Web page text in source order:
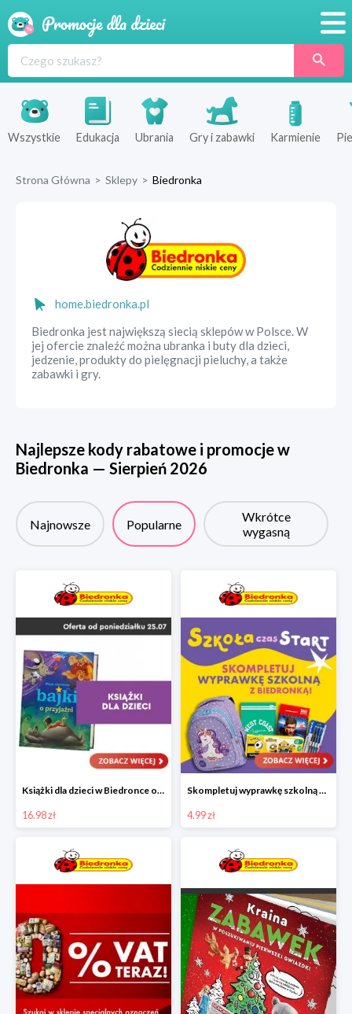
Produkty
Sklepy
Wszystkie Edukacja Ubrania Gry i zabawki Karmienie
Strona Główna > Sklepy > Biedronka
home.biedronka.pl
Biedronka jest największą siecią sklepów w Polsce. W
jej ofercie znaleźć można ubranka i buty dla dzieci,
jedzenie, produkty do pielęgnacji pieluchy, a także
zabawki i gry.
Najlepsze kody rabatowe i promocje w
Biedronka — Sierpień 2026
Najnowsze Popularne
Wkrótce
wygasną
Książki dla dzieci w Biedronce od 16,99 zł
16.98 zł
Skompletuj wyprawkę szkolną z Biedronką od 4,99 zł
4.99 zł